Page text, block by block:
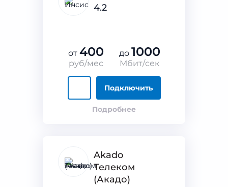
4.2
от 400
руб/мес
до 1000
Мбит/сек
Подключить
Подробнее
Akado
Телеком
(Акадо)